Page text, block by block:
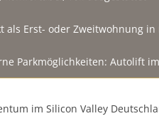
als Erst- oder Zweitwohnung
Parkmöglichkeiten: Autolift
im Silicon Valley